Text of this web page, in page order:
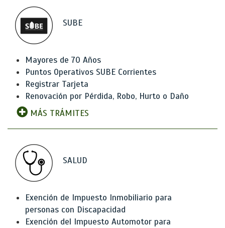
SUBE
Mayores de 70 Años
Puntos Operativos SUBE Corrientes
Registrar Tarjeta
Renovación por Pérdida, Robo, Hurto o Daño
MÁS TRÁMITES
SALUD
Exención de Impuesto Inmobiliario para
personas con Discapacidad
Exención del Impuesto Automotor para